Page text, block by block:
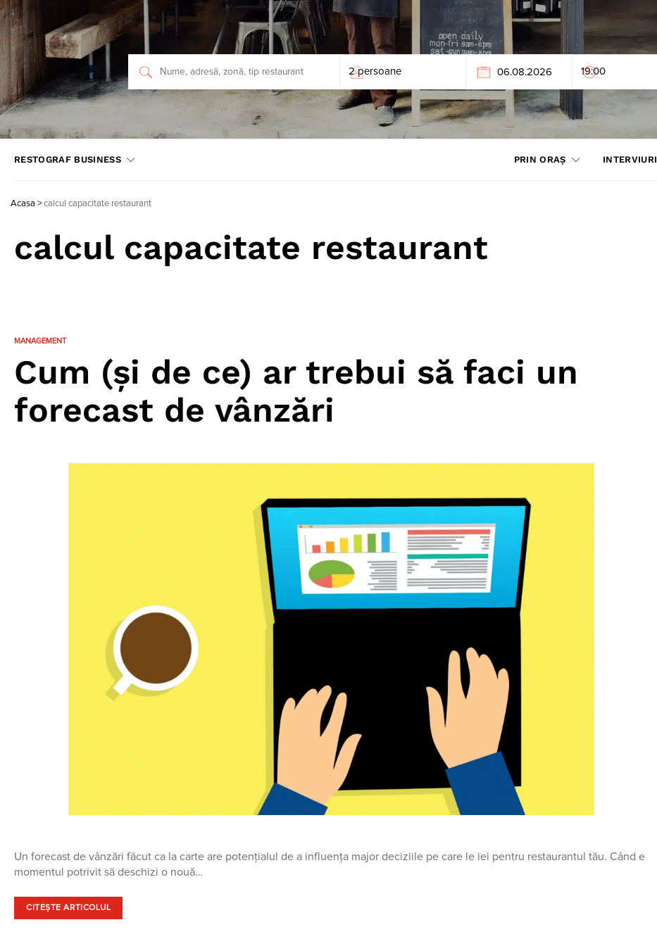
RESTOGRAF BUSINESS PRIN ORAȘ INTERVIURI
Acasa >calcul capacitate restaurant
calcul capacitate restaurant
MANAGEMENT
Cum (și de ce) ar trebui să faci un
forecast de vânzări
Un forecast de vânzări făcut ca la carte are potențialul de a influența major deciziile pe care le iei pentru restaurantul tău. Când e
momentul potrivit să deschizi o nouă…
CITEȘTE ARTICOLUL